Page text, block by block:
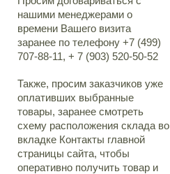
нашими менеджерами о
времени Вашего визита
заранее по телефону +7 (499)
707-88-11, + 7 (903) 520-50-52
Также, просим заказчиков уже
оплативших выбранные
товары, заранее смотреть
схему расположения склада во
вкладке Контакты главной
страницы сайта, чтобы
оперативно получить товар и